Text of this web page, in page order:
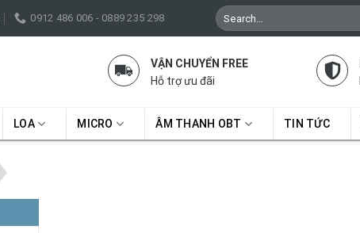
0912 486 006 - 0889 235 298
Search
for:
VẬN CHUYỂN FREE
Hỗ trợ ưu đãi
LOA MICRO ÂM THANH OBT TIN TỨC